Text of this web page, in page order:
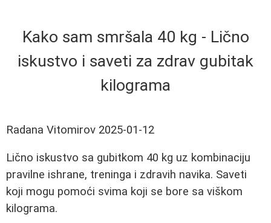
Kako sam smršala 40 kg - Lično
iskustvo i saveti za zdrav gubitak
kilograma
Radana Vitomirov 2025-01-12
Lično iskustvo sa gubitkom 40 kg uz kombinaciju
pravilne ishrane, treninga i zdravih navika. Saveti
koji mogu pomoći svima koji se bore sa viškom
kilograma.